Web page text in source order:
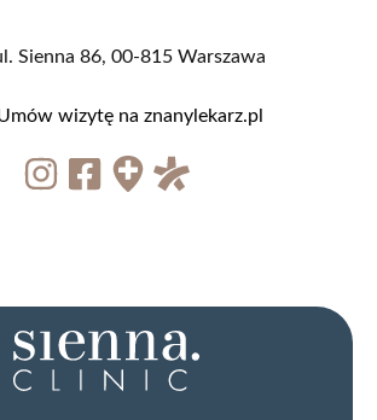
Sienna 86, 00-815 Warszawa
wizytę na znanylekarz.pl